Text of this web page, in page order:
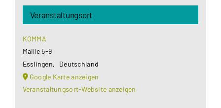
Veranstaltungsort
KOMMA
Maille 5-9
Esslingen,
Deutschland
Google Karte anzeigen
Veranstaltungsort-Website anzeigen